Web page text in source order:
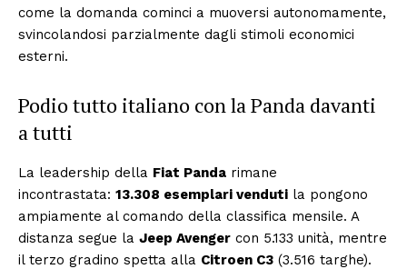
come la domanda cominci a muoversi autonomamente,
svincolandosi parzialmente dagli stimoli economici
esterni.
Podio tutto italiano con la Panda davanti
a tutti
La leadership della Fiat Panda rimane
incontrastata: 13.308 esemplari venduti la pongono
ampiamente al comando della classifica mensile. A
distanza segue la Jeep Avenger con 5.133 unità, mentre
il terzo gradino spetta alla Citroen C3 (3.516 targhe).